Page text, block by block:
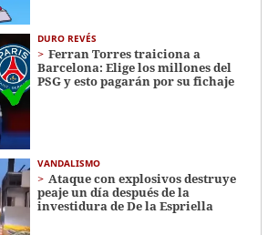
DURO REVÉS
Ferran Torres traiciona a
Barcelona: Elige los millones del
PSG y esto pagarán por su fichaje
VANDALISMO
Ataque con explosivos destruye
peaje un día después de la
investidura de De la Espriella